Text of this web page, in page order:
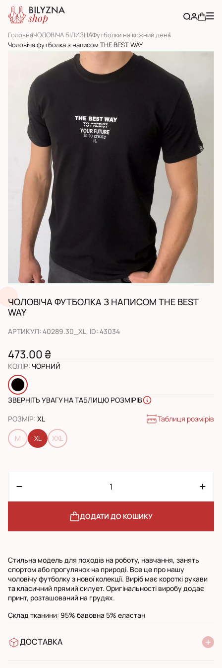
ГоловнаЧОЛОВІЧА БІЛИЗНАФутболки на кожний день
Чоловіча футболка з написом THE BEST WAY
ЧОЛОВІЧА ФУТБОЛКА З НАПИСОМ THE BEST
WAY
АРТИКУЛ: 40289.30_XL, ID: 43034
473.00 ₴
КОЛІР: ЧОРНИЙ
ЗВЕРНІТЬ УВАГУ НА ТАБЛИЦЮ РОЗМІРІВ
РОЗМІР: XL Таблиця розмірів
M XL XXL
ДОДАТИ ДО КОШИКУ
Стильна модель для походів на роботу, навчання, занять
спортом або прогулянок на природі. Все це про нашу
чоловічу футболку з нової колекції. Виріб має короткі рукави
та класичний прямий силует. Оригінальності виробу додає
принт, розташований на грудях.
Склад тканини: 95% бавовна 5% еластан
ДОСТАВКА
УкрПошта стандарт